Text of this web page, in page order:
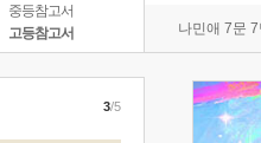
중등참고서
고등참고서
나민애 7문
3/5